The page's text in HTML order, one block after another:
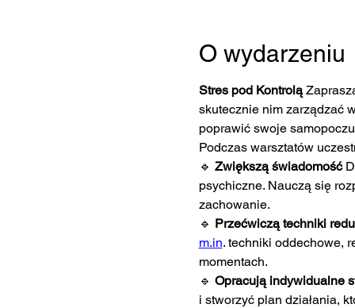
O wydarzeniu
Stres pod Kontrolą
skutecznie nim zarządzać
poprawić swoje
Podczas warsztatów
🔹 Zwiększą świadomość
psychiczne. Nauczą się
zachowanie.
🔹 Przećwiczą techniki
m.in. techniki oddechowe,
momentach.
🔹 Opracują indywidualne
i stworzyć plan działania,